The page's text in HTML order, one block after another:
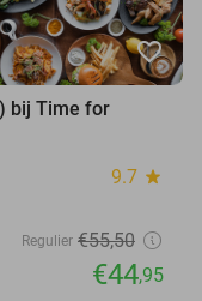
favorite_border
bij Time for
9.7 star
Regulier €55,50
€44,95